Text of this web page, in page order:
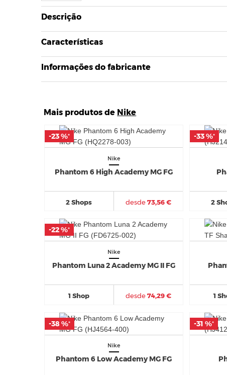
Descrição
Características
Informações do fabricante
Mais produtos de Nike
Nike
Phantom 6 High Academy MG FG
2 Shops desde73,56 €
-23 %*
-23 %*
2
-33 %*
-33 %*
Nike
Phantom Luna 2 Academy MG II FG
1 Shop desde74,29 €
-22 %*
-22 %*
1
Nike
Phantom 6 Low Academy MG FG
-38 %*
-38 %* -31 %*
-31 %*